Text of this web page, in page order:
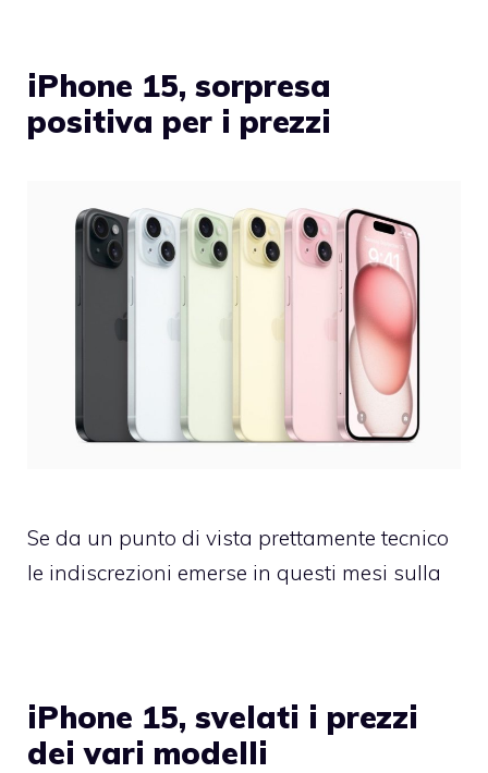
iPhone 15, sorpresa
positiva per i prezzi
Se da un punto di vista prettamente tecnico
le indiscrezioni emerse in questi mesi sulla
iPhone 15, svelati i prezzi
dei vari modelli